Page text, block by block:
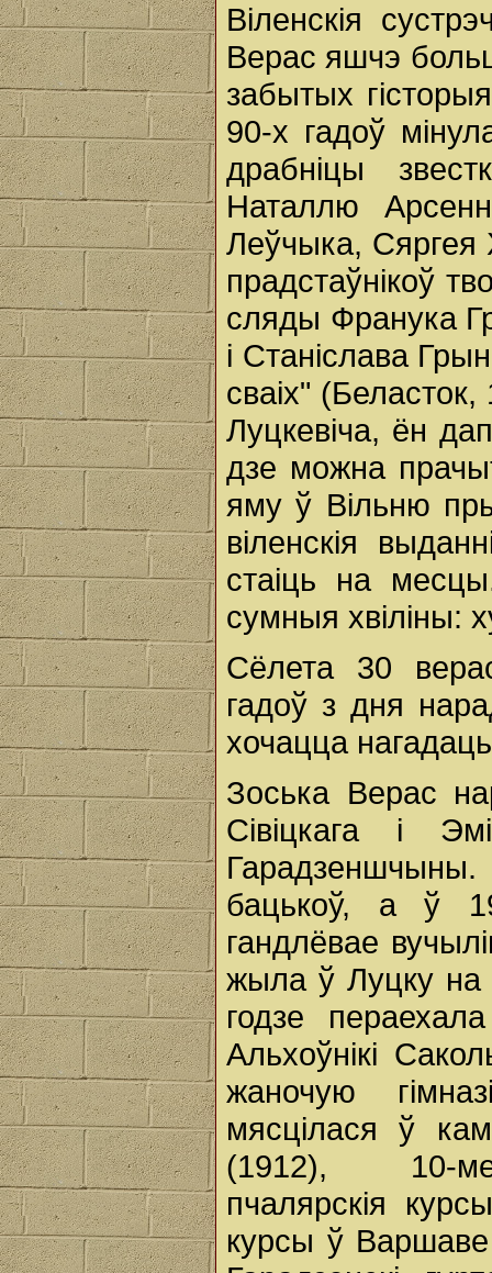
Віленскія
Верас яшчэ
забытых
90-х гадоў
драбніцы
Наталлю
Леўчыка, Сяргея
прадстаўнікоў
сляды Франука
і Станіслава
сваіх"
Луцкевіча, ён
дзе можна
яму ў Вільню
віленскія
стаіць на
сумныя хвіліны:
Сёлета 30
гадоў з дня
хочацца
Зоська Верас
Сівіцкага і
бацькоў, а ў
гандлёвае
жыла ў Луцку на
годзе
Альхоўнікі
жаночую
мясцілася ў
(1912), 10-
пчалярскія
курсы ў